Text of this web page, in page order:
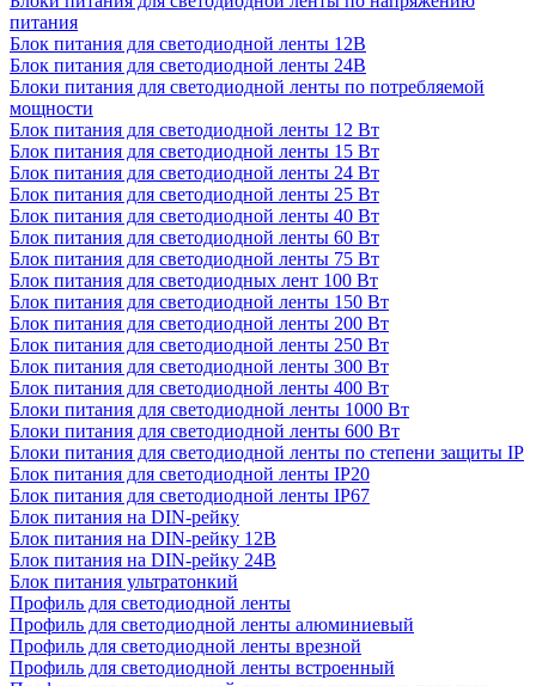
питания
Блок питания для светодиодной ленты 12В
Блок питания для светодиодной ленты 24В
Блоки питания для светодиодной ленты по потребляемой
мощности
Блок питания для светодиодной ленты 12 Вт
Блок питания для светодиодной ленты 15 Вт
Блок питания для светодиодной ленты 24 Вт
Блок питания для светодиодной ленты 25 Вт
Блок питания для светодиодной ленты 40 Вт
Блок питания для светодиодной ленты 60 Вт
Блок питания для светодиодной ленты 75 Вт
Блок питания для светодиодных лент 100 Вт
Блок питания для светодиодной ленты 150 Вт
Блок питания для светодиодной ленты 200 Вт
Блок питания для светодиодной ленты 250 Вт
Блок питания для светодиодной ленты 300 Вт
Блок питания для светодиодной ленты 400 Вт
Блоки питания для светодиодной ленты 1000 Вт
Блоки питания для светодиодной ленты 600 Вт
Блоки питания для светодиодной ленты по степени защиты IP
Блок питания для светодиодной ленты IP20
Блок питания для светодиодной ленты IP67
Блок питания на DIN-рейку
Блок питания на DIN-рейку 12В
Блок питания на DIN-рейку 24В
Блок питания ультратонкий
Профиль для светодиодной ленты
Профиль для светодиодной ленты алюминиевый
Профиль для светодиодной ленты врезной
Профиль для светодиодной ленты встроенный